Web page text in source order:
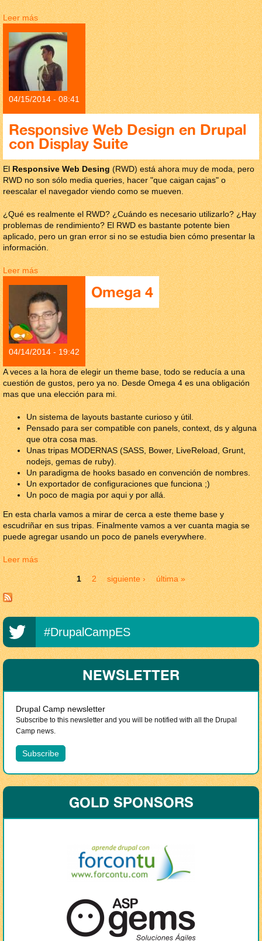
Leer mássobre El universo JavaScript en Drupal 8
04/15/2014 - 08:41
Responsive Web Design en Drupal
con Display Suite
ElResponsive Web Desing(RWD) está ahora muy de moda, pero
RWD no son sólo media queries, hacer "que caigan cajas" o
reescalar el navegador viendo como se mueven.
¿Qué es realmente el RWD? ¿Cuándo es necesario utilizarlo? ¿Hay
problemas de rendimiento? El RWD es bastante potente bien
aplicado, pero un gran error si no se estudia bien cómo presentar la
información.
Leer mássobre Responsive Web Design en Drupal con Display Suite
04/14/2014 - 19:42
Omega 4
A veces a la hora de elegir un theme base, todo se reducía a una
cuestión de gustos, pero ya no. Desde Omega 4 es una obligación
mas que una elección para mi.
Un sistema de layouts bastante curioso y útil.
Pensado para ser compatible con panels, context, ds y alguna
que otra cosa mas.
Unas tripas MODERNAS (SASS, Bower, LiveReload, Grunt,
nodejs, gemas de ruby).
Un paradigma de hooks basado en convención de nombres.
Un exportador de configuraciones que funciona ;)
Un poco de magia por aqui y por allá.
En esta charla vamos a mirar de cerca a este theme base y
escudriñar en sus tripas. Finalmente vamos a ver cuanta magia se
puede agregar usando un poco de panels everywhere.
Leer mássobre Omega 4
Páginas 1 2 siguiente › última »
#DrupalCampES
NEWSLETTER
Drupal Camp newsletter
Subscribe to this newsletter and you will be notified with all the Drupal
Camp news.
GOLD SPONSORS